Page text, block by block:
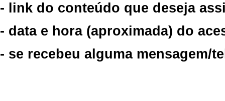
- link do conteúdo que deseja
- data e hora (aproximada) do
- se recebeu alguma mensagem/